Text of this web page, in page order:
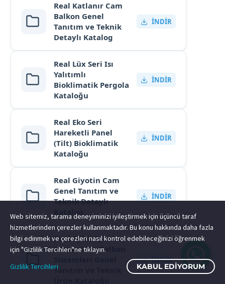
Real Katlanır Cam
Balkon Genel
Tanıtım ve Teknik
Detaylı Katalog
İNDIR
Real Lüx Seri Isı
Yalıtımlı
Bioklimatik Pergola
Kataloğu
İNDIR
Real Eko Seri
Hareketli Panel
(Tilt) Bioklimatik
Kataloğu
İNDIR
Real Giyotin Cam
Genel Tanıtım ve
Teknik Detaylı
Katalog
İNDIR
Real Eşikli Eşiksiz
Sürme Cam Balkon
Tanıtım ve Teknik
İNDIR
Web sitemiz, tarama deneyiminizi iyileştirmek için üçüncü taraf
hizmetlerinden çerezler kullanmaktadır. Bu konu hakkında daha fazla
bilgi edinmek ve çerezleri nasıl kontrol edebileceğinizi öğrenmek
için "Gizlilik Tercihleri"ne tıklayın.
Gizlilik Tercihleri
KABUL EDIYORUM